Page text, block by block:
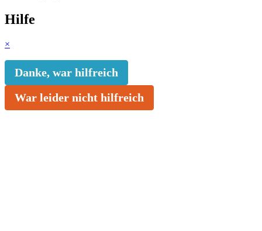
Hilfe
×
Danke, war hilfreich
War leider nicht hilfreich